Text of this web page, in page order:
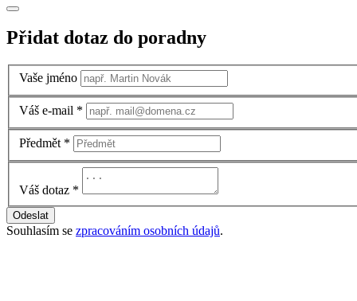
Přidat dotaz do poradny
Vaše jméno
Váš e-mail *
Předmět *
Váš dotaz *
Odeslat
Souhlasím se zpracováním osobních údajů.